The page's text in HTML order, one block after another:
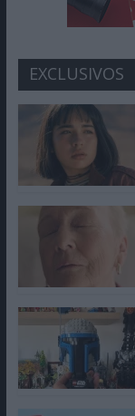
EXCLUSIVOS